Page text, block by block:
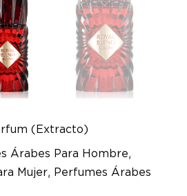
(Extracto)
Árabes Para Hombre,
Mujer, Perfumes Árabes